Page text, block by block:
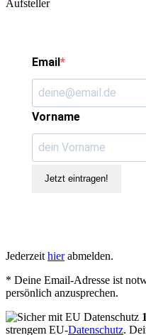
Email
Vorname
Jetzt eintragen!
Jederzeit hierabmelden.
* Deine Email-Adresse ist
persönlich anzusprechen.
strengem EU-Datenschutz.